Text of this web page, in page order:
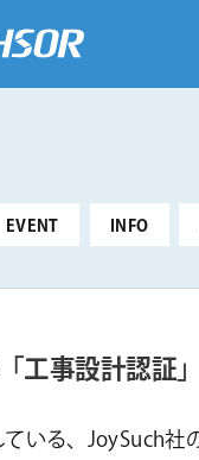
EVENT INFO
工事設計認証
いる、JoySuch